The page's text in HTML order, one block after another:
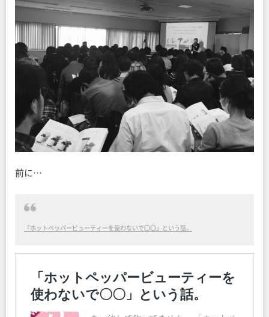
前に…
「ホットペッパービューティーを使わないで〇〇」という話。